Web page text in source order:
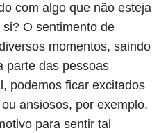
com algo que não esteja
O sentimento de
momentos, saindo
parte das pessoas
podemos ficar excitados
ansiosos, por exemplo.
para sentir tal